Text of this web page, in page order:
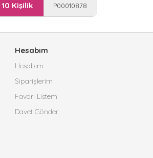
10 Kişilik P00010878
Hesabım
Hesabım
Siparişlerim
Favori Listem
Davet Gönder